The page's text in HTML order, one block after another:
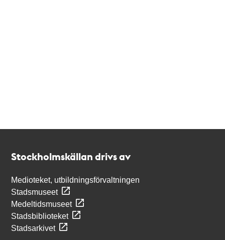
Stockholmskällan drivs av
Medioteket, utbildningsförvaltningen
Stadsmuseet
Medeltidsmuseet
Stadsbiblioteket
Stadsarkivet